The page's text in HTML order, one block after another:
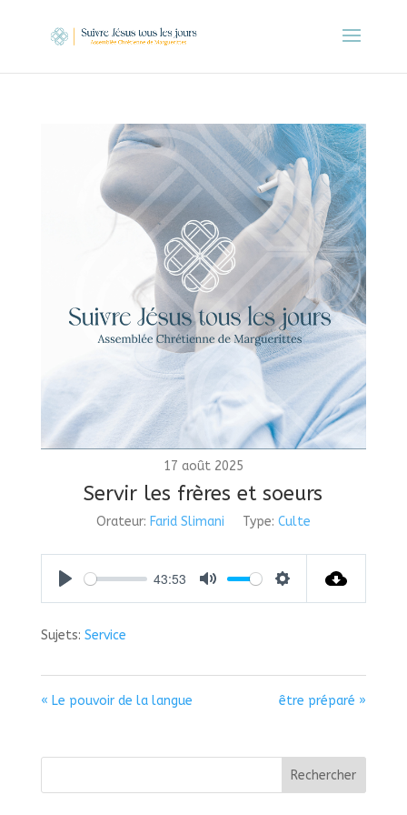
17 août 2025
Servir les frères et soeurs
Orateur: Farid Slimani Type: Culte
43:53
Sujets: Service
« Le pouvoir de la langue être préparé »
Rechercher